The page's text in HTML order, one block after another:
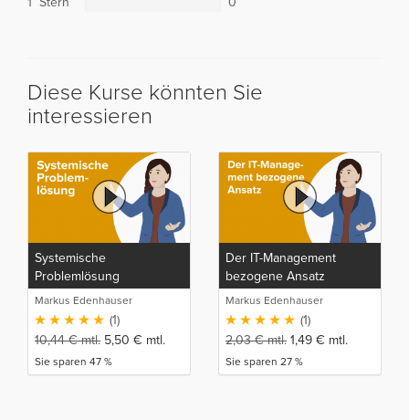
Diese Kurse könnten Sie
interessieren
Systemische
Problemlösung
Markus Edenhauser
(1)
10,44€mtl. 5,50 € mtl.
Sie sparen 47 %
Der IT-Management
bezogene Ansatz
Markus Edenhauser
(1)
2,03€mtl. 1,49 € mtl.
Sie sparen 27 %